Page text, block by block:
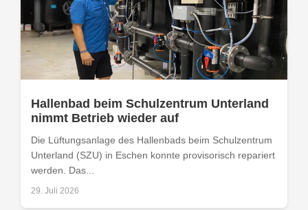
Hallenbad beim Schulzentrum Unterland
nimmt Betrieb wieder auf
Die Lüftungsanlage des Hallenbads beim Schulzentrum
Unterland (SZU) in Eschen konnte provisorisch repariert
werden. Das...
29. Juli 2026